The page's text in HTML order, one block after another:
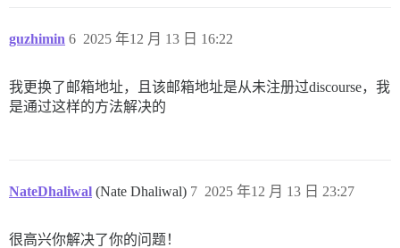
guzhimin 2025 年12 月 13 日 16:22
6
我更换了邮箱地址，且该邮箱地址是从未注册过discourse，我
是通过这样的方法解决的
NateDhaliwal (Nate Dhaliwal) 2025 年12 月 13 日 23:27
7
很高兴你解决了你的问题！